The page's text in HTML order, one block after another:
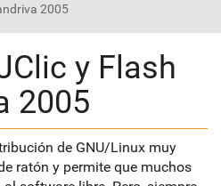
2005
y Flash
2005
de GNU/Linux muy
ratón y permite que muchos